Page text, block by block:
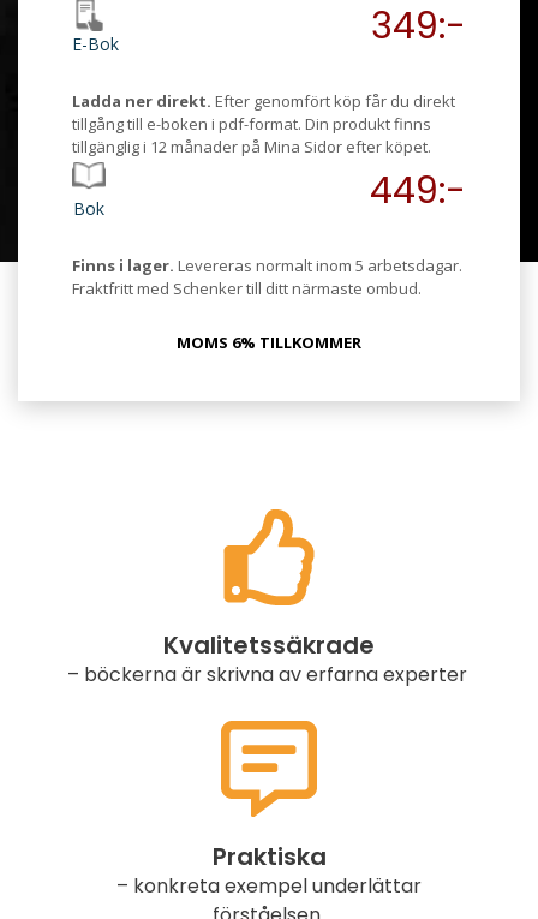
E-Bok 349:-
Ladda ner direkt. Efter genomfört köp får du direkt
tillgång till e-boken i pdf-format. Din produkt finns
tillgänglig i 12 månader på Mina Sidor efter köpet.
Bok 449:-
Finns i lager. Levereras normalt inom 5 arbetsdagar.
Fraktfritt med Schenker till ditt närmaste ombud.
MOMS 6% TILLKOMMER
Kvalitetssäkrade
– böckerna är skrivna av erfarna experter
Praktiska
– konkreta exempel underlättar